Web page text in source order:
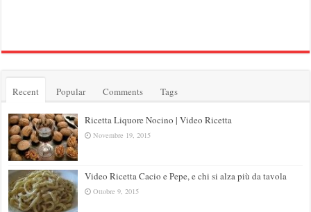
Recent Popular Comments Tags
Ricetta Liquore Nocino | Video Ricetta
Novembre 19, 2015
Video Ricetta Cacio e Pepe, e chi si alza più da tavola
Ottobre 9, 2015